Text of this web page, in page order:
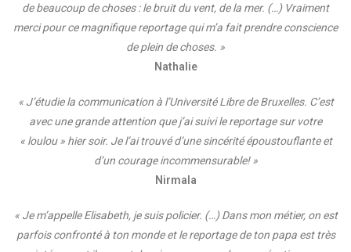
de beaucoup de choses : le bruit du vent, de la mer. (…) Vraiment
merci pour ce magnifique reportage qui m’a fait prendre conscience
de plein de choses. »
Nathalie
« J’étudie la communication à l’Université Libre de Bruxelles. C’est
avec une grande attention que j’ai suivi le reportage sur votre
« loulou » hier soir. Je l’ai trouvé d’une sincérité époustouflante et
d’un courage incommensurable! »
Nirmala
« Je m’appelle Elisabeth, je suis policier. (…) Dans mon métier, on est
parfois confronté à ton monde et le reportage de ton papa est très